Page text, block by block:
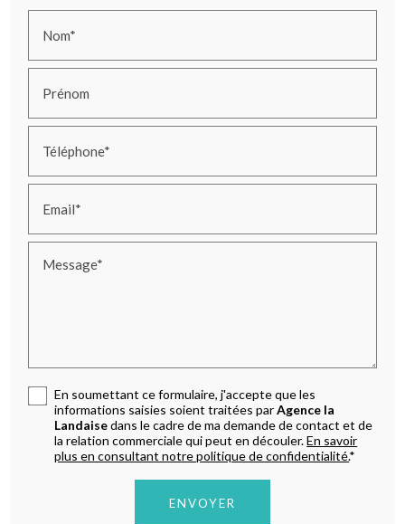
Nom*
Prénom
Téléphone*
Email*
Message*
En soumettant ce formulaire, j'accepte que les
informations saisies soient traitées parAgence la
Landaisedans le cadre de ma demande de contact et de
la relation commerciale qui peut en découler.En savoir
plus en consultant notre politique de confidentialité.*